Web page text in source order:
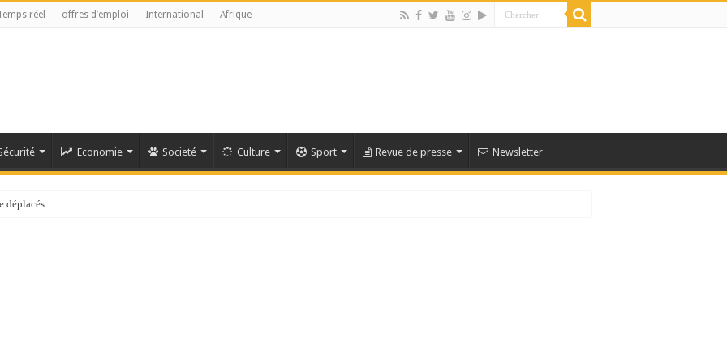
réel offres d’emploi International Afrique
Economie Societé Culture Sport Revue de presse Newsletter
déplacés reste anticonstitutionnelle »